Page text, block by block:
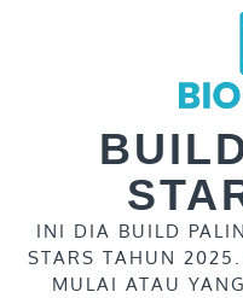
INI DIA BUILD
STARS TAHUN
MULAI ATAU